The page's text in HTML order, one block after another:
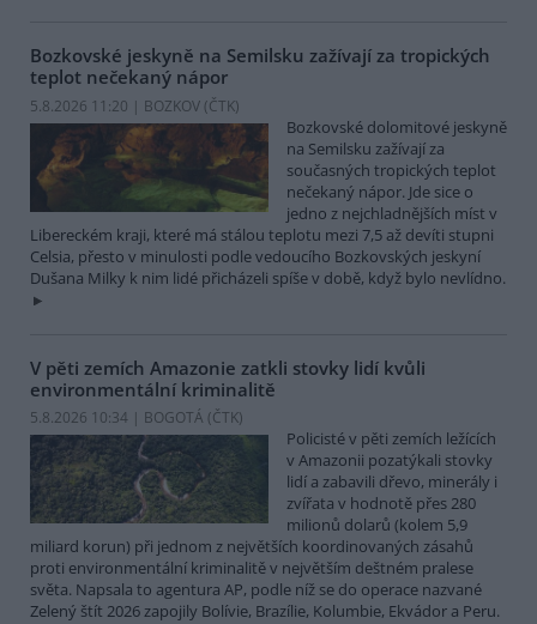
Bozkovské jeskyně na Semilsku zažívají za tropických
teplot nečekaný nápor
5.8.2026 11:20 | BOZKOV (ČTK)
Bozkovské dolomitové jeskyně
na Semilsku zažívají za
současných tropických teplot
nečekaný nápor. Jde sice o
jedno z nejchladnějších míst v
Libereckém kraji, které má stálou teplotu mezi 7,5 až devíti stupni
Celsia, přesto v minulosti podle vedoucího Bozkovských jeskyní
Dušana Milky k nim lidé přicházeli spíše v době, když bylo nevlídno.
V pěti zemích Amazonie zatkli stovky lidí kvůli
environmentální kriminalitě
5.8.2026 10:34 | BOGOTÁ (ČTK)
Policisté v pěti zemích ležících
v Amazonii pozatýkali stovky
lidí a zabavili dřevo, minerály i
zvířata v hodnotě přes 280
milionů dolarů (kolem 5,9
miliard korun) při jednom z největších koordinovaných zásahů
proti environmentální kriminalitě v největším deštném pralese
světa. Napsala to agentura AP, podle níž se do operace nazvané
Zelený štít 2026 zapojily Bolívie, Brazílie, Kolumbie, Ekvádor a Peru.